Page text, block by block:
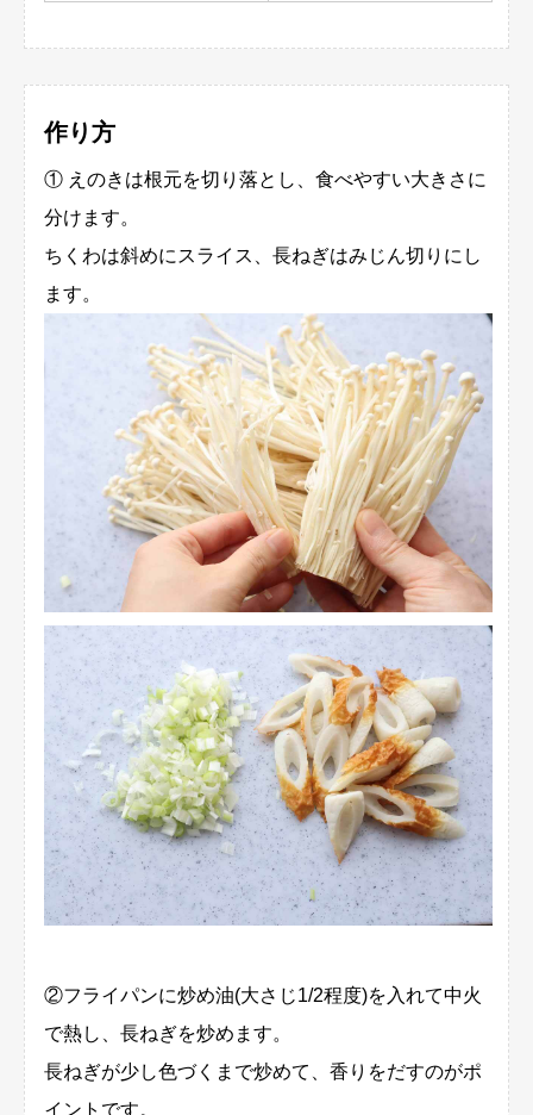
作り方
① えのきは根元を切り落とし、食べやすい大きさに
分けます。
ちくわは斜めにスライス、長ねぎはみじん切りにし
ます。
②フライパンに炒め油(大さじ1/2程度)を入れて中火
で熱し、長ねぎを炒めます。
長ねぎが少し色づくまで炒めて、香りをだすのがポ
イントです。